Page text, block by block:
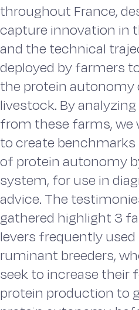
throughout France,
capture innovation in
and the technical
deployed by farmers
the protein autonomy
livestock. By
from these farms, we
to create benchmarks
of protein autonomy
system, for use in
advice. The
gathered highlight 3
levers frequently used
ruminant breeders,
seek to increase their
protein production to